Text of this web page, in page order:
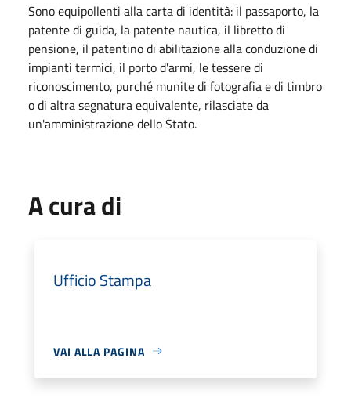
Sono equipollenti alla carta di identità: il passaporto, la
patente di guida, la patente nautica, il libretto di
pensione, il patentino di abilitazione alla conduzione di
impianti termici, il porto d'armi, le tessere di
riconoscimento, purché munite di fotografia e di timbro
o di altra segnatura equivalente, rilasciate da
un'amministrazione dello Stato.
A cura di
Ufficio Stampa
VAI ALLA PAGINA